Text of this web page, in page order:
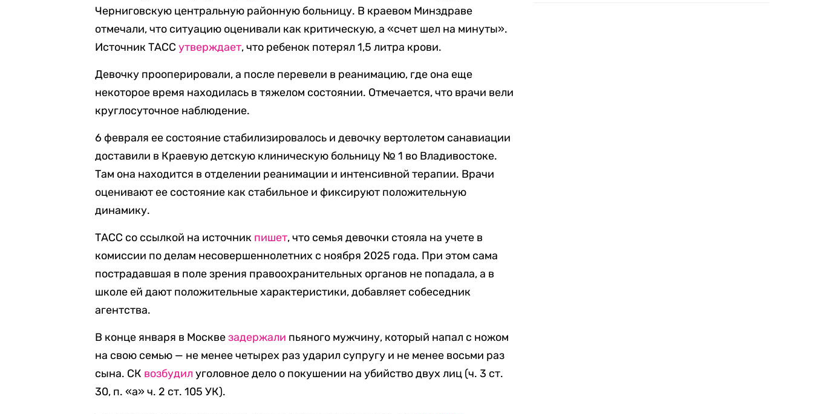
Черниговскую центральную районную больницу. В краевом Минздраве
отмечали, что ситуацию оценивали как критическую, а «счет шел на минуты».
Источник ТАССутверждает, что ребенок потерял 1,5 литра крови.
Девочку прооперировали, а после перевели в реанимацию, где она еще
некоторое время находилась в тяжелом состоянии. Отмечается, что врачи вели
круглосуточное наблюдение.
6 февраля ее состояние стабилизировалось и девочку вертолетом санавиации
доставили в Краевую детскую клиническую больницу № 1 во Владивостоке.
Там она находится в отделении реанимации и интенсивной терапии. Врачи
оценивают ее состояние как стабильное и фиксируют положительную
динамику.
ТАСС со ссылкой на источник пишет, что семья девочки стояла на учете в
комиссии по делам несовершеннолетних с ноября 2025 года. При этом сама
пострадавшая в поле зрения правоохранительных органов не попадала, а в
школе ей дают положительные характеристики, добавляет собеседник
агентства.
В конце января в Москвезадержали пьяного мужчину, который напал с ножом
на свою семью — не менее четырех раз ударил супругу и не менее восьми раз
сына. СК возбудил уголовное дело о покушении на убийство двух лиц (ч. 3 ст.
30, п. «а» ч. 2 ст. 105 УК).